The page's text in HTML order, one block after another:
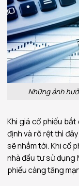
Những ảnh
Khi giá cổ phiếu
định và rõ rệt thì
sẽ nhắm tới. Khi cổ
nhà đầu tư sử dụng
phiếu càng tăng